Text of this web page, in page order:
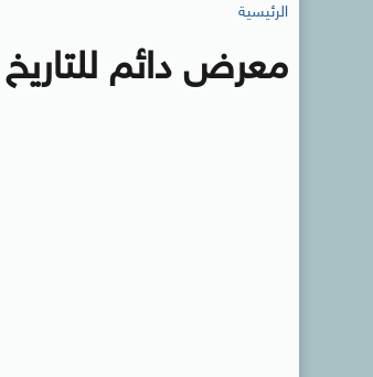
الرئيسية
معرض دائم